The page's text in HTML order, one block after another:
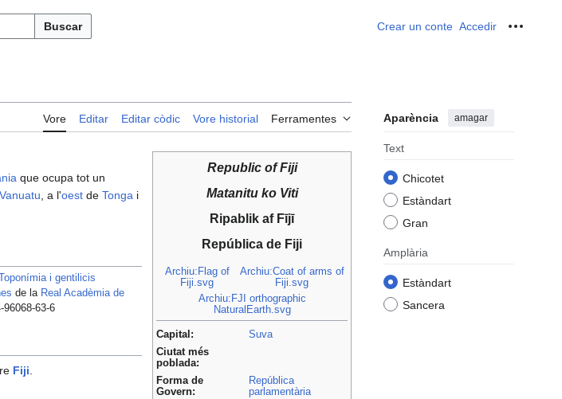
Buscar Crear un conte Accedir
Vore Editar Editar còdic Vore historial Ferramentes Aparència amagar
Text
Chicotet
Estàndart
Gran
Amplària
Estàndart
Sancera
Republic of Fiji
Matanitu ko Viti
Ripablik af Fījī
República de Fiji
Archiu:Flag of
Fiji.svg
Archiu:Coat of arms of
Fiji.svg
Archiu:FJI orthographic
NaturalEarth.svg
Capital:
Suva
Ciutat més
poblada:
Forma de
Govern:
República
parlamentària
que ocupa tot un
Vanuatu , a l'oest de Tonga i
i gentilicis
de la Real Acadèmia de
96068-63-6
Fiji